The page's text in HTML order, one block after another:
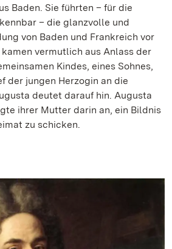
Baden. Sie führten – für die
– die glanzvolle und
von Baden und Frankreich vor
vermutlich aus Anlass der
Kindes, eines Sohnes,
der jungen Herzogin an die
deutet darauf hin. Augusta
ihrer Mutter darin an, ein Bildnis
zu schicken.